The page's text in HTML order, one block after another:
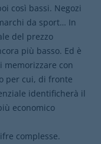
così bassi. Negozi
da sport… In
del prezzo
più basso. Ed è
memorizzare con
per cui, di fronte
identificherà il
economico
complesse.